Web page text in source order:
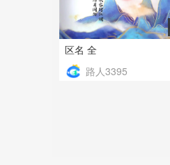
区名 全
路人3395